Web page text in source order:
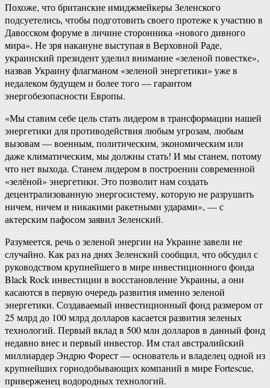
Похоже, что британские имиджмейкеры Зеленского
подсуетелись, чтобы подготовить своего протеже к участию в
Давосском форуме в личине сторонника «нового дивного
мира». Не зря накануне выступая в Верховной Раде,
украинский президент уделил внимание «зеленой повестке»,
назвав Украину флагманом «зеленой энергетики» уже в
недалеком будущем и более того — гарантом
энергобезопасности Европы.
«Мы ставим себе цель стать лидером в трансформации нашей
энергетики для противодействия любым угрозам, любым
вызовам — военным, политическим, экономическим или
даже климатическим, мы должны стать! И мы станем, потому
что нет выхода. Станем лидером в построении современной
«зелёной» энергетики. Это позволит нам создать
децентрализованную энергосистему, которую не разрушить
ничем, ничем и никакими ракетными ударами», — с
актерским пафосом заявил Зеленский.
Разумеется, речь о зеленой энергии на Украине завели не
случайно. Как раз на днях Зеленский сообщил, что обсудил с
руководством крупнейшего в мире инвестиционного фонда
Black Rock инвестиции в восстановление Украины, а они
касаются в первую очередь развития именно зеленой
энергетики. Создаваемый инвестиционный фонд размером от
25 млрд до 100 млрд долларов касается развития зеленых
технологий. Первый вклад в 500 млн долларов в данный фонд
недавно внес и первый инвестор. Им стал австралийский
миллиардер Эндрю Форест — основатель и владелец одной из
крупнейших горнодобывающих компаний в мире Fortescue,
приверженец водородных технологий.